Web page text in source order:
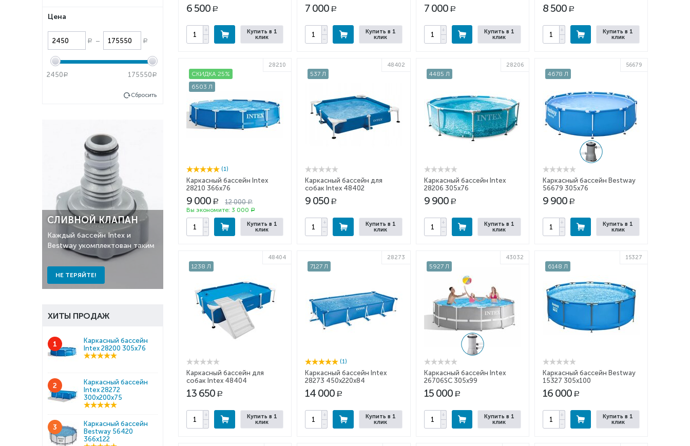
6 500 Р
+
−
Купить в 1
клик
7 000 Р
+
−
Купить в 1
клик
7 000 Р
+
−
Купить в 1
клик
8 500 Р
+
−
Купить в 1
клик
СКИДКА 25%
6503 Л
28210
(1)
Каркасный бассейн Intex
28210 366x76
9 000 Р 12 000 Р
Вы экономите: 3 000 Р
+
−
Купить в 1
клик
537 Л
48402
Каркасный бассейн для
собак Intex 48402
152х152х30
9 050 Р
+
−
Купить в 1
клик
4485 Л
28206
Каркасный бассейн Intex
28206 305x76
9 900 Р
+
−
Купить в 1
клик
4678 Л
56679
Каркасный бассейн Bestway
56679 305x76
9 900 Р
+
−
Купить в 1
клик
1238 Л
48404
Каркасный бассейн для
собак Intex 48404
229х152х46
13 650 Р
+
−
Купить в 1
клик
7127 Л
28273
(1)
Каркасный бассейн Intex
28273 450x220x84
14 000 Р
+
−
Купить в 1
клик
5927 Л
43032
Каркасный бассейн Intex
26706SC 305x99
15 000 Р
+
−
Купить в 1
клик
6148 Л
15327
Каркасный бассейн Bestway
15327 305x100
16 000 Р
+
−
Купить в 1
клик
Цена
Р – Р
2450 Р 175550 Р
Сбросить
СЛИВНОЙ КЛАПАН
Каждый бассейн Intex и
Bestway укомплектован таким
НЕ ТЕРЯЙТЕ!
ХИТЫ ПРОДАЖ
1
Каркасный бассейн
Intex 28200 305x76
2
Каркасный бассейн
Intex 28272
300x200x75
3
Каркасный бассейн
Bestway 56420
366x122